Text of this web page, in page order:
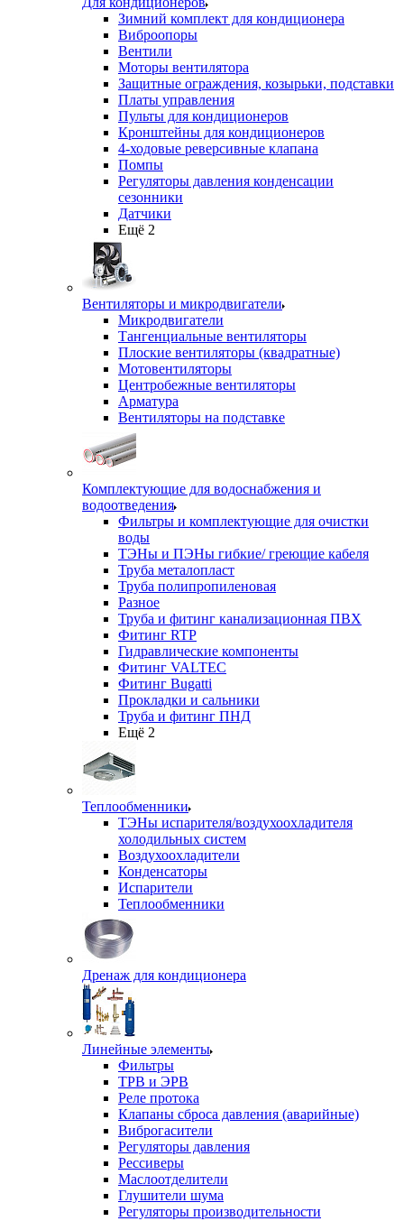
Зимний комплект для кондиционера
Виброопоры
Вентили
Моторы вентилятора
Защитные ограждения, козырьки, подставки
Платы управления
Пульты для кондиционеров
Кронштейны для кондиционеров
4-ходовые реверсивные клапана
Помпы
Регуляторы давления конденсации
сезонники
Датчики
Ещё 2
Вентиляторы и микродвигатели
Микродвигатели
Тангенциальные вентиляторы
Плоские вентиляторы (квадратные)
Мотовентиляторы
Центробежные вентиляторы
Арматура
Вентиляторы на подставке
Комплектующие для водоснабжения и
водоотведения
Фильтры и комплектующие для очистки
воды
ТЭНы и ПЭНы гибкие/ греющие кабеля
Труба металопласт
Труба полипропиленовая
Разное
Труба и фитинг канализационная ПВХ
Фитинг RTP
Гидравлические компоненты
Фитинг VALTEC
Фитинг Bugatti
Прокладки и сальники
Труба и фитинг ПНД
Ещё 2
Теплообменники
ТЭНы испарителя/воздухоохладителя
холодильных систем
Воздухоохладители
Конденсаторы
Испарители
Теплообменники
Дренаж для кондиционера
Линейные элементы
Фильтры
ТРВ и ЭРВ
Реле протока
Клапаны сброса давления (аварийные)
Виброгасители
Регуляторы давления
Рессиверы
Маслоотделители
Глушители шума
Регуляторы производительности